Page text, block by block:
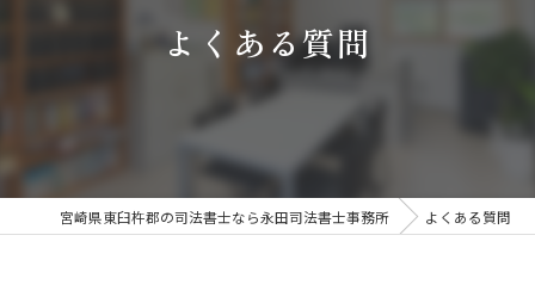
よくある質問
宮崎県東臼杵郡の司法書士なら永田司法書士事務所 よくある質問